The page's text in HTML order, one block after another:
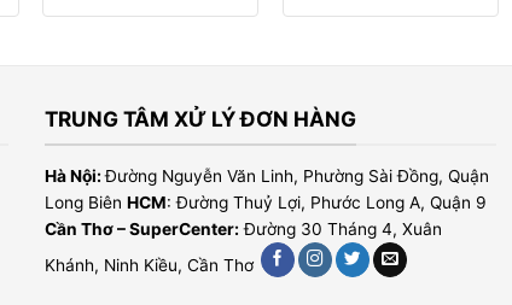
TRUNG TÂM XỬ LÝ ĐƠN HÀNG
Hà Nội:Đường Nguyễn Văn Linh, Phường Sài Đồng, Quận
Long BiênHCM: Đường Thuỷ Lợi, Phước Long A, Quận 9
Cần Thơ – SuperCenter: Đường 30 Tháng 4, Xuân
Khánh, Ninh Kiều, Cần Thơ